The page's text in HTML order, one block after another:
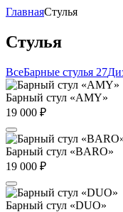
ГлавнаяСтулья
Стулья
ВсеБарные cтулья 27
Барный стул «AMY»
19 000 ₽
Барный стул «BARO»
19 000 ₽
Барный стул «DUO»